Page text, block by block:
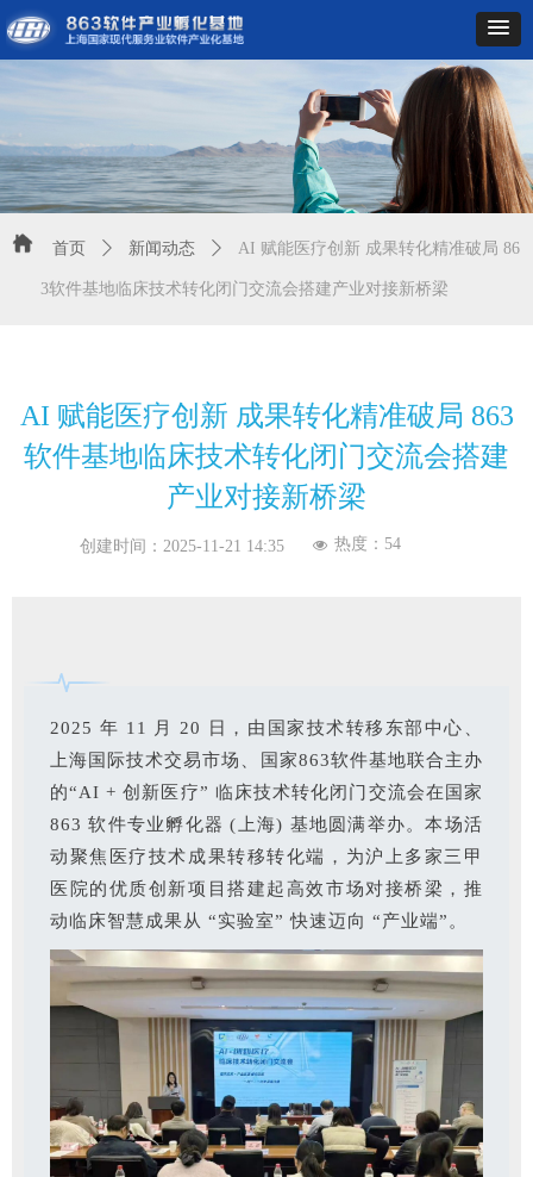
AI 赋能医疗创新 成果转化精准破局 863
软件基地临床技术转化闭门交流会搭建
产业对接新桥梁
首页 ꄲ 新闻动态 ꄲ AI 赋能医疗创新 成果转化精准破局 86
3软件基地临床技术转化闭门交流会搭建产业对接新桥梁
2025 年 11 月 20 日，由国家技术转移东部中心、
上海国际技术交易市场、国家863软件基地联合主办
的“AI + 创新医疗” 临床技术转化闭门交流会在国家
863 软件专业孵化器 (上海) 基地圆满举办。本场活
动聚焦医疗技术成果转移转化端，为沪上多家三甲
医院的优质创新项目搭建起高效市场对接桥梁，推
动临床智慧成果从 “实验室” 快速迈向 “产业端”。
创建时间： 2025-11-21 14:35 넶 热度： 54